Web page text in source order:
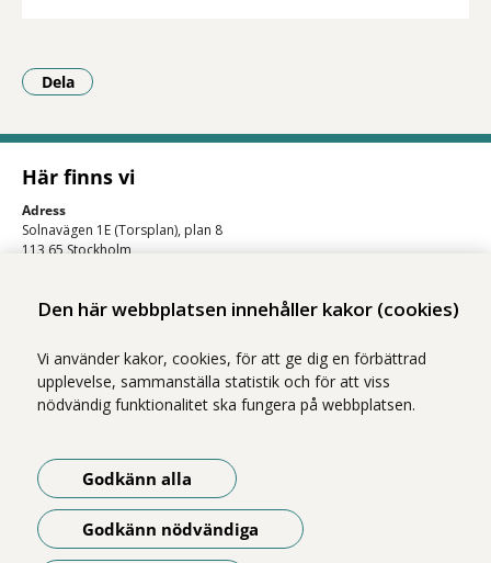
Den här webbplatsen innehåller kakor (cookies)
Vi använder kakor, cookies, för att ge dig en förbättrad
upplevelse, sammanställa statistik och för att viss
nödvändig funktionalitet ska fungera på webbplatsen.
Godkänn alla
Godkänn nödvändiga
Dela
- Klicka för att öppna delningsalternativ.
Här finns vi
Adress
Solnavägen 1E (Torsplan), plan 8
113 65 Stockholm
Vi ingår i Stockholms läns sjukvårdsområde som erbjuder hälso- och
sjukvård i Region Stockholms regi.
Om webbplatsen